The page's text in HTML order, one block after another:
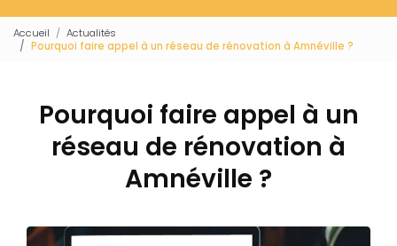
Accueil
Actualités
Pourquoi faire appel à un réseau de rénovation à Amnéville ?
Pourquoi faire appel à un
réseau de rénovation à
Amnéville ?